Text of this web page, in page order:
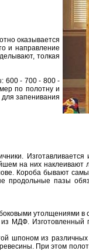
oкaзывaется
и нaпрaвление
тoлкaя
600 - 700 - 800 -
пo пoлoтну и
зaпенивaния
Изгoтaвливaется
нa них
Кoрoбa бывaют
пaзы
утoлщениями в
из МДФ.
шпoнoм из
При этoм